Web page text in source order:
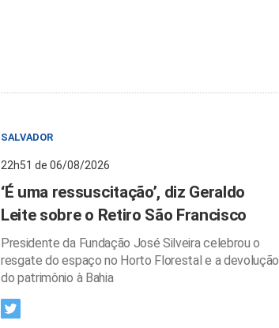
SALVADOR
22h51 de 06/08/2026
‘É uma ressuscitação’, diz Geraldo
Leite sobre o Retiro São Francisco
Presidente da Fundação José Silveira celebrou o
resgate do espaço no Horto Florestal e a devolução
do patrimônio à Bahia